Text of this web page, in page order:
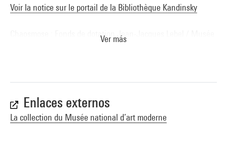
Voir la notice sur le portail de la Bibliothèque Kandinsky
Chaosmose : Fonds de dotation Jean-Jacques Lebel / Musée
Ver más
Enlaces externos
La collection du Musée national d’art moderne